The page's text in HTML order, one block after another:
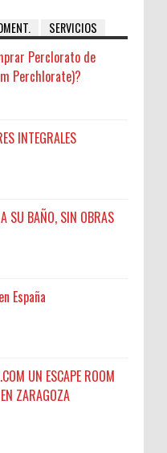
SERVICIOS
Perclorato de
Perchlorate)?
INTEGRALES
SU BAÑO, SIN OBRAS
España
UN ESCAPE ROOM
ZARAGOZA